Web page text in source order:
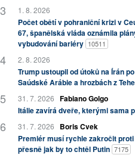
1. 8. 2026
Počet obětí v pohraniční krizi v
67, španělská vláda oznámila
vybudování bariéry 10511
2. 8. 2026
Trump ustoupil od útoků na Írán
Saúdské Arábie a hrozbách z
31. 7. 2026 Fabiano Golgo
Itálie zavírá dveře, kterými sama
31. 7. 2026
Boris Cvek
Premiér musí rychle zakročit
přesně jak by to chtěl Putin 7175